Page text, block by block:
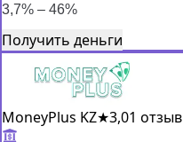
3,7% – 46%
Получить деньги
MoneyPlus KZ★3,01 отзыв